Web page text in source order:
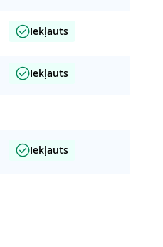
Iekļauts
Iekļauts
Iekļauts